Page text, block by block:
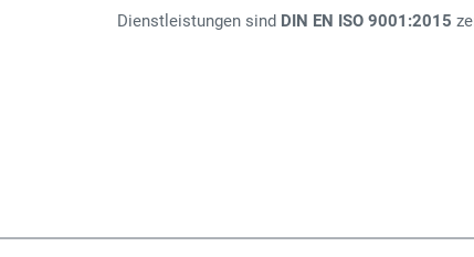
Dienstleistungen sind DIN EN ISO 9001:2015